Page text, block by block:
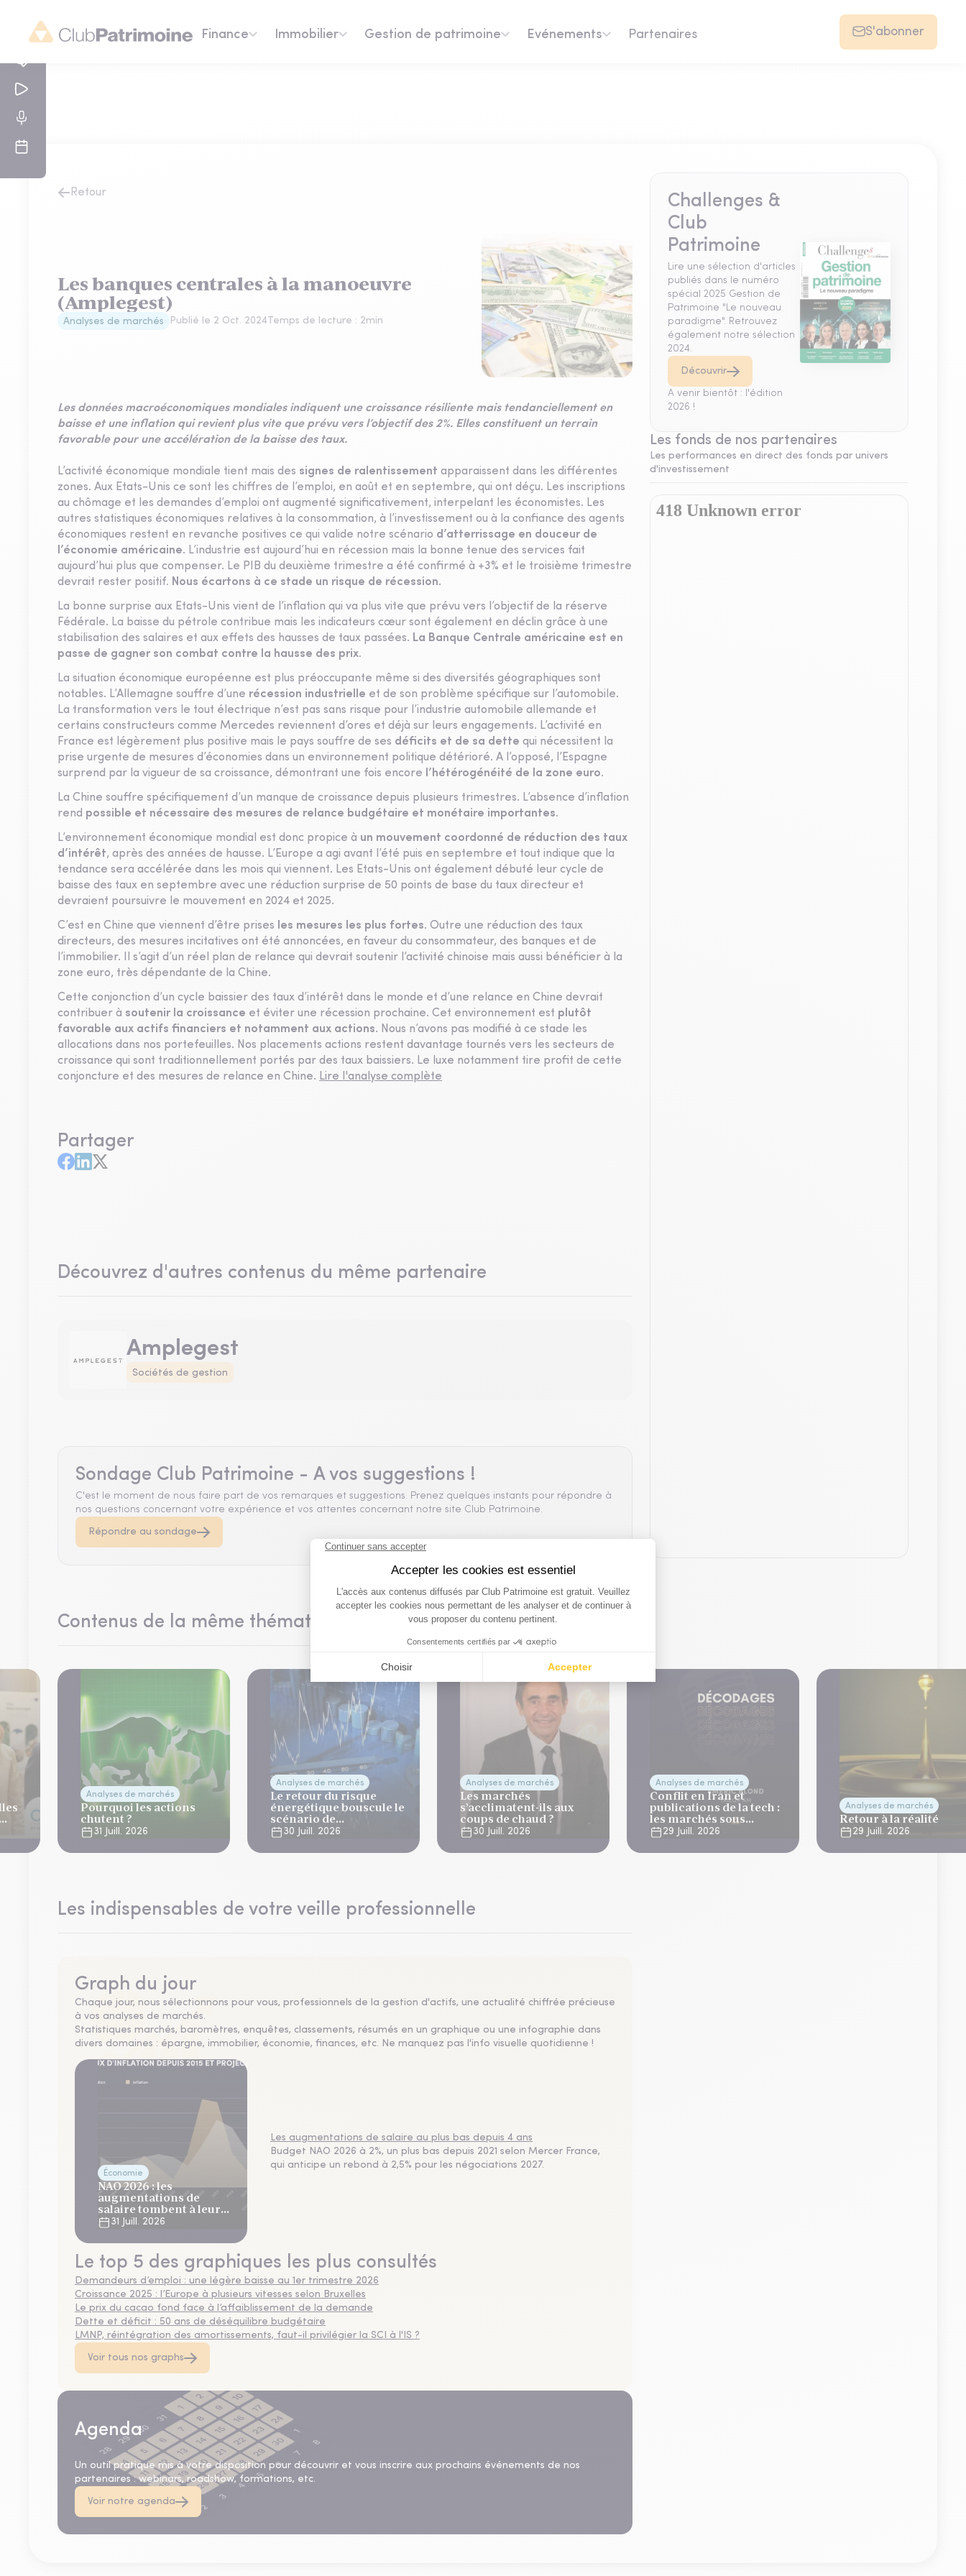
Finance Immobilier Gestion de patrimoine Evénements Partenaires S'abonner
Retour
Les banques centrales à la manoeuvre
(Amplegest)
Analyses de marchés Publié le 2 Oct. 2024Temps de lecture : 2min
Les données macroéconomiques mondiales indiquent une croissance résiliente mais tendanciellement en
baisse et une inflation qui revient plus vite que prévu vers l’objectif des 2%. Elles constituent un terrain
favorable pour une accélération de la baisse des taux.
L’activité économique mondiale tient mais des signes de ralentissement apparaissent dans les différentes
zones. Aux Etats-Unis ce sont les chiffres de l’emploi, en août et en septembre, qui ont déçu. Les inscriptions
au chômage et les demandes d’emploi ont augmenté significativement, interpelant les économistes. Les
autres statistiques économiques relatives à la consommation, à l’investissement ou à la confiance des agents
économiques restent en revanche positives ce qui valide notre scénario d’atterrissage en douceur de
l’économie américaine. L’industrie est aujourd’hui en récession mais la bonne tenue des services fait
aujourd’hui plus que compenser. Le PIB du deuxième trimestre a été confirmé à +3% et le troisième trimestre
devrait rester positif. Nous écartons à ce stade un risque de récession.
La bonne surprise aux Etats-Unis vient de l’inflation qui va plus vite que prévu vers l’objectif de la réserve
Fédérale. La baisse du pétrole contribue mais les indicateurs cœur sont également en déclin grâce à une
stabilisation des salaires et aux effets des hausses de taux passées. La Banque Centrale américaine est en
passe de gagner son combat contre la hausse des prix.
La situation économique européenne est plus préoccupante même si des diversités géographiques sont
notables. L’Allemagne souffre d’une récession industrielle et de son problème spécifique sur l’automobile.
La transformation vers le tout électrique n’est pas sans risque pour l’industrie automobile allemande et
certains constructeurs comme Mercedes reviennent d’ores et déjà sur leurs engagements. L’activité en
France est légèrement plus positive mais le pays souffre de ses déficits et de sa dette qui nécessitent la
prise urgente de mesures d’économies dans un environnement politique détérioré. A l’opposé, l’Espagne
surprend par la vigueur de sa croissance, démontrant une fois encore
l’hétérogénéité de la zone euro.
La Chine souffre spécifiquement d’un manque de croissance depuis plusieurs trimestres. L’absence d’inflation
rend possible et nécessaire des mesures de relance budgétaire et monétaire importantes.
L’environnement économique mondial est donc propice à un mouvement coordonné de réduction des taux
d’intérêt, après des années de hausse. L’Europe a agi avant l’été puis en septembre et tout indique que la
tendance sera accélérée dans les mois qui viennent. Les Etats-Unis ont également débuté leur cycle de
baisse des taux en septembre avec une réduction surprise de 50 points de base du taux directeur et
devraient poursuivre le mouvement en 2024 et 2025.
C’est en Chine que viennent d’être prises les mesures les plus fortes. Outre une réduction des taux
directeurs, des mesures incitatives ont été annoncées, en faveur du consommateur, des banques et de
l’immobilier. Il s’agit d’un réel plan de relance qui devrait soutenir l’activité chinoise mais aussi bénéficier à la
zone euro, très dépendante de la Chine.
Cette conjonction d’un cycle baissier des taux d’intérêt dans le monde et d’une relance en Chine devrait
contribuer à soutenir la croissance et éviter une récession prochaine. Cet environnement est plutôt
favorable aux actifs financiers et notamment aux actions. Nous n’avons pas modifié à ce stade les
allocations dans nos portefeuilles. Nos placements actions restent davantage tournés vers les secteurs de
croissance qui sont traditionnellement portés par des taux baissiers. Le luxe notamment tire profit de cette
conjoncture et des mesures de relance en Chine. Lire l'analyse complète
Partager
Découvrez d'autres contenus du même partenaire
Amplegest
Sociétés de gestion
Sondage Club Patrimoine - A vos suggestions !
C'est le moment de nous faire part de vos remarques et suggestions. Prenez quelques instants pour répondre à
nos questions concernant votre expérience et vos attentes concernant notre site Club Patrimoine.
Répondre au sondage
Contenus de la même thématique
Analyses de marchés
Pourquoi les actions
chutent ?
31 Juill. 2026
Analyses de marchés
Le retour du risque
énergétique bouscule le
scénario de
normalisation
30 Juill. 2026
Analyses de marchés
Les marchés
s’acclimatent-ils aux
coups de chaud ?
30 Juill. 2026
Analyses de marchés
Conflit en Iran et
publications de la tech :
les marchés sous
tension
29 Juill. 2026
Analyses de marchés
Retour à la réalité
29 Juill. 2026
Les indispensables de votre veille professionnelle
Graph du jour
Chaque jour, nous sélectionnons pour vous, professionnels de la gestion d'actifs, une actualité chiffrée précieuse
à vos analyses de marchés.
Statistiques marchés, baromètres, enquêtes, classements, résumés en un graphique ou une infographie dans
divers domaines : épargne, immobilier, économie, finances, etc. Ne manquez pas l'info visuelle quotidienne !
Économie
NAO 2026 : les
augmentations de
salaire tombent à leur
plus bas niveau depuis 4
ans
31 Juill. 2026
Les augmentations de salaire au plus bas depuis 4 ans
Budget NAO 2026 à 2%, un plus bas depuis 2021 selon Mercer France,
qui anticipe un rebond à 2,5% pour les négociations 2027.
Le top 5 des graphiques les plus consultés
Demandeurs d’emploi : une légère baisse au 1er trimestre 2026
Croissance 2025 : l’Europe à plusieurs vitesses selon Bruxelles
Le prix du cacao fond face à l’affaiblissement de la demande
Dette et déficit : 50 ans de déséquilibre budgétaire
LMNP, réintégration des amortissements, faut-il privilégier la SCI à l'IS ?
Voir tous nos graphs
Agenda
Un outil pratique mis à votre disposition pour découvrir et vous inscrire aux prochains événements de nos
partenaires : webinars, roadshow, formations, etc.
Voir notre agenda
Challenges &
Club
Patrimoine
Lire une sélection d'articles
publiés dans le numéro
spécial 2025 Gestion de
Patrimoine "Le nouveau
paradigme". Retrouvez
également notre sélection
2024.
Découvrir
A venir bientôt : l'édition
2026 !
Les fonds de nos partenaires
Les performances en direct des fonds par univers
d'investissement